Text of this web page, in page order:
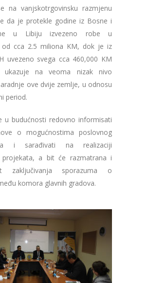
na vanjskotrgovinsku razmjenu
da je protekle godine iz Bosne i
u Libiju izvezeno robe u
od cca 2.5 miliona KM, dok je iz
uvezeno svega cca 460,000 KM
na veoma nizak nivo
ove dvije zemlje, u odnosu
period.
u budućnosti redovno informisati
o mogućnostima poslovnog
i sarađivati na realizaciji
projekata, a bit će razmatrana i
zaključivanja sporazuma o
komora glavnih gradova.